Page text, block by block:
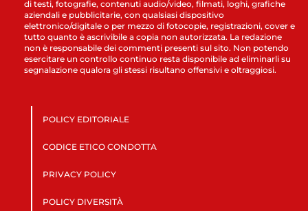
di testi, fotografie, contenuti audio/video, filmati, loghi, grafiche
aziendali e pubblicitarie, con qualsiasi dispositivo
elettronico/digitale o per mezzo di fotocopie, registrazioni, cover e
tutto quanto è ascrivibile a copia non autorizzata. La redazione
non è responsabile dei commenti presenti sul sito. Non potendo
esercitare un controllo continuo resta disponibile ad eliminarli su
segnalazione qualora gli stessi risultano offensivi e oltraggiosi.
POLICY EDITORIALE
CODICE ETICO CONDOTTA
PRIVACY POLICY
POLICY DIVERSITÀ